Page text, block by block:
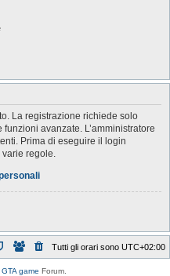
La registrazione richiede solo
avanzate. L’amministratore
Prima di eseguire il login
regole.
Tutti gli orari sono UTC+02:00
GTA game Forum.